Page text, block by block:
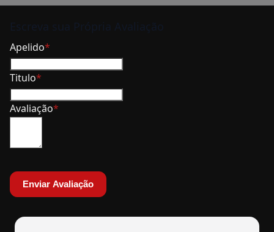
Escreva sua Própria Avaliação
Apelido
Titulo
Avaliação
Enviar Avaliação